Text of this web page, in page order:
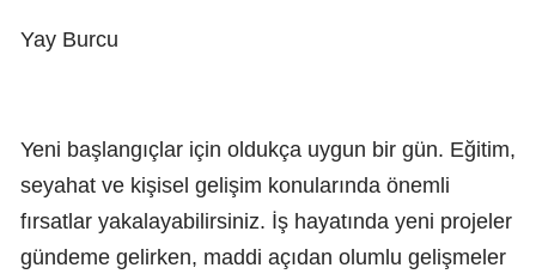
Yay Burcu
Yeni başlangıçlar için oldukça uygun bir gün. Eğitim,
seyahat ve kişisel gelişim konularında önemli
fırsatlar yakalayabilirsiniz. İş hayatında yeni projeler
gündeme gelirken, maddi açıdan olumlu gelişmeler